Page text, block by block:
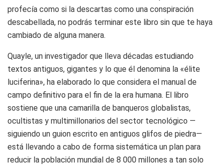
profecía como si la descartas como una conspiración
descabellada, no podrás terminar este libro sin que te haya
cambiado de alguna manera.
Quayle, un investigador que lleva décadas estudiando
textos antiguos, gigantes y lo que él denomina la «élite
luciferina», ha elaborado lo que considera el manual de
campo definitivo para el fin de la era humana. El libro
sostiene que una camarilla de banqueros globalistas,
ocultistas y multimillonarios del sector tecnológico —
siguiendo un guion escrito en antiguos glifos de piedra—
está llevando a cabo de forma sistemática un plan para
reducir la población mundial de 8 000 millones a tan solo